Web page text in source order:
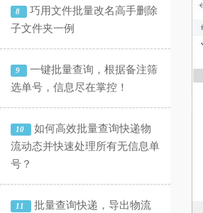
8
巧用文件批量改名高手删除
子文件夹一例
9
一键批量查询，根据备注筛
选单号，信息尽在掌控！
10
如何高效批量查询快递物
流动态并快速处理所有无信息单
号？
11
批量查询快递，导出物流